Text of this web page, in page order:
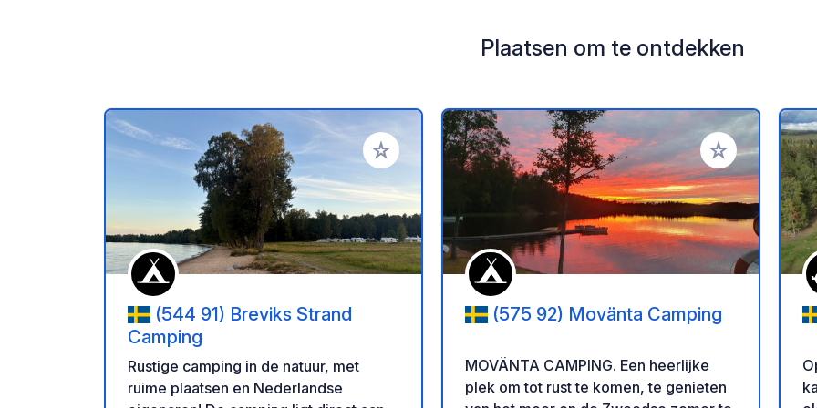
Plaatsen om te ontdekken
Voeg toe aan je favorieten
(544 91) Breviks Strand
Camping
Rustige camping in de natuur, met
ruime plaatsen en Nederlandse
Voeg toe aan je
(575 92) Movänta Camping
MOVÄNTA CAMPING. Een heerlijke
plek om tot rust te komen, te genieten